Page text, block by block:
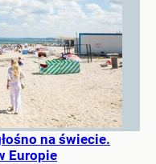
na świecie.
Europie